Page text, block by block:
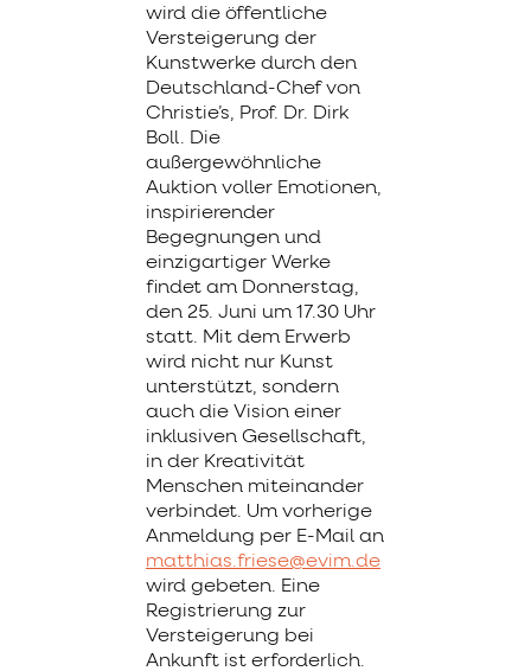
wird die öffentliche
Versteigerung der
Kunstwerke durch den
Deutschland-Chef von
Christie’s, Prof. Dr. Dirk
Boll. Die
außergewöhnliche
Auktion voller Emotionen,
inspirierender
Begegnungen und
einzigartiger Werke
findet am Donnerstag,
den 25. Juni um 17.30 Uhr
statt. Mit dem Erwerb
wird nicht nur Kunst
unterstützt, sondern
auch die Vision einer
inklusiven Gesellschaft,
in der Kreativität
Menschen miteinander
verbindet. Um vorherige
Anmeldung per E-Mail an
matthias.friese@evim.de
wird gebeten. Eine
Registrierung zur
Versteigerung bei
Ankunft ist erforderlich.